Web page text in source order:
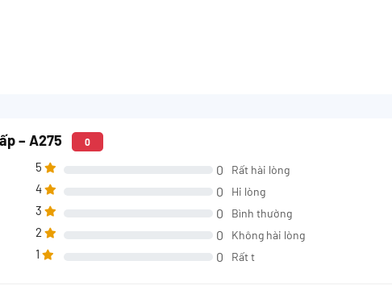
– A275 0
5 0 Rất hài lòng
4 0 Hi lòng
3 0 Bình thường
2 0 Không hài lòng
1 0 Rất t